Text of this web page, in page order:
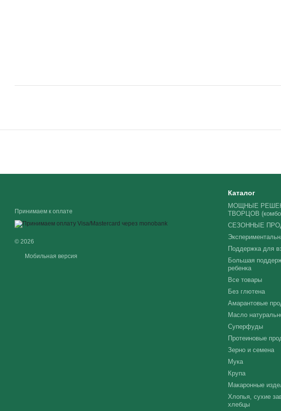
Принимаем к оплате
© 2026
Мобильная версия
Каталог
МОЩНЫЕ
ТВОРЦОВ
СЕЗОННЫЕ
Поддержка для
Большая
ребенка
Все товары
Без глютена
Амарантовые
Масло
Суперфуды
Протеиновые
Зерно и семена
Мука
Крупа
Макаронные
Хлопья, сухие
хлебцы